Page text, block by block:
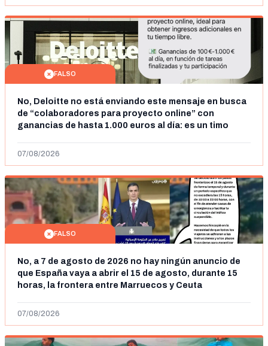
FALSO
No, Deloitte no está enviando este mensaje en busca
de “colaboradores para proyecto online” con
ganancias de hasta 1.000 euros al día: es un timo
07/08/2026
FALSO
No, a 7 de agosto de 2026 no hay ningún anuncio de
que España vaya a abrir el 15 de agosto, durante 15
horas, la frontera entre Marruecos y Ceuta
07/08/2026